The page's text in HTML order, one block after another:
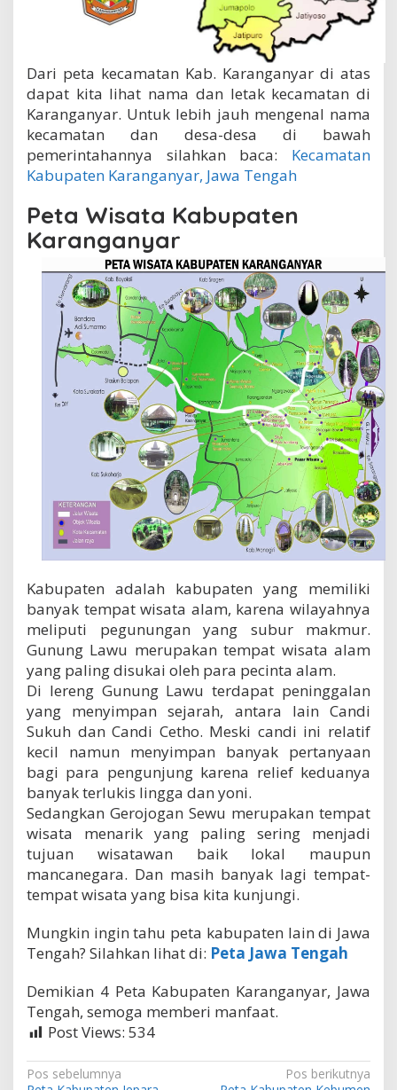
Dari peta kecamatan Kab. Karanganyar di atas
dapat kita lihat nama dan letak kecamatan di
Karanganyar. Untuk lebih jauh mengenal nama
kecamatan dan desa-desa di bawah
pemerintahannya silahkan baca: Kecamatan
Kabupaten Karanganyar, Jawa Tengah
Peta Wisata Kabupaten
Karanganyar
Kabupaten adalah kabupaten yang memiliki
banyak tempat wisata alam, karena wilayahnya
meliputi pegunungan yang subur makmur.
Gunung Lawu merupakan tempat wisata alam
yang paling disukai oleh para pecinta alam.
Di lereng Gunung Lawu terdapat peninggalan
yang menyimpan sejarah, antara lain Candi
Sukuh dan Candi Cetho. Meski candi ini relatif
kecil namun menyimpan banyak pertanyaan
bagi para pengunjung karena relief keduanya
banyak terlukis lingga dan yoni.
Sedangkan Gerojogan Sewu merupakan tempat
wisata menarik yang paling sering menjadi
tujuan wisatawan baik lokal maupun
mancanegara. Dan masih banyak lagi tempat-
tempat wisata yang bisa kita kunjungi.
Mungkin ingin tahu peta kabupaten lain di Jawa
Tengah? Silahkan lihat di: Peta Jawa Tengah
Demikian 4 Peta Kabupaten Karanganyar, Jawa
Tengah, semoga memberi manfaat.
Post Views: 534
N
Pos sebelumnya
Pos berikutnya